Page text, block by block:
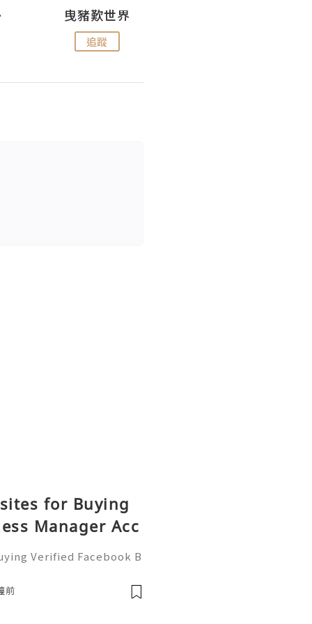
曳豬歎世界
追蹤
for Buying
Manager Acc
Verified Facebook B
us : ❤️🥰🌍➤Telegr
前